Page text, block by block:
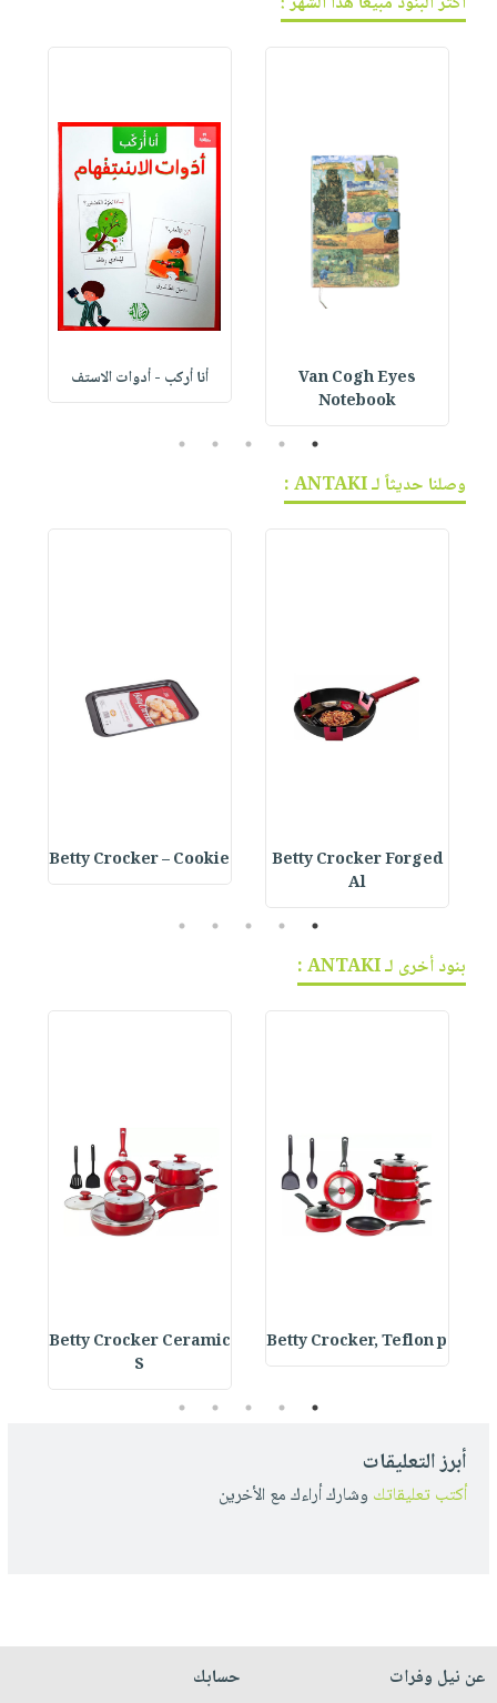
Van Cogh Eyes
Notebook
أنا أركب - أدوات الاستف
1
2
3
4
5
وصلنا حديثاً لـ ANTAKI :
Betty Crocker Forged
Al
Betty Crocker – Cookie
1
2
3
4
5
بنود أخرى لـ ANTAKI :
Betty Crocker, Teflon p
Betty Crocker Ceramic
S
1
2
3
4
5
أبرز التعليقات
أكتب تعليقاتك وشارك أراءك مع الأخرين
عن نيل وفرات
حسابك